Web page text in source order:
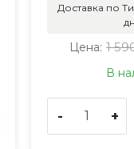
Доставка по
Цена: 1
В
- +